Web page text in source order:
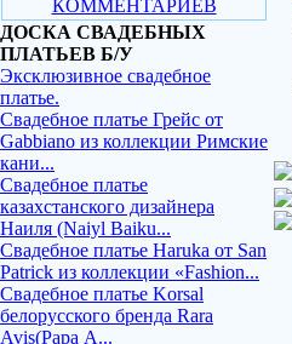
КОММЕНТАРИЕВ
ДОСКА СВАДЕБНЫХ
ПЛАТЬЕВ Б/У
Эксклюзивное свадебное
платье.
Свадебное платье Грейс от
Gabbiano из коллекции Римские
кани...
Свадебное платье
казахстанского дизайнера
Наиля (Naiyl Baiku...
Свадебное платье Haruka от San
Patrick из коллекции «Fashion...
Свадебное платье Korsal
белорусского бренда Rara
Avis(Рара А...